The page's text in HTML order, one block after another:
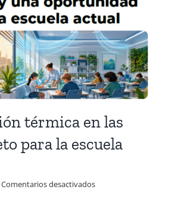
térmica en las
para la escuela
Comentarios desactivadosen